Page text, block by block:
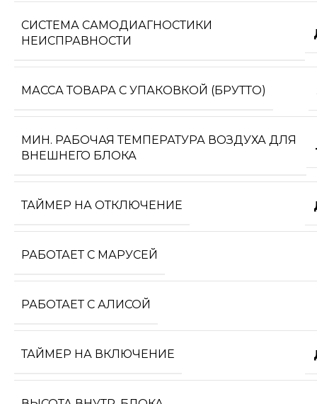
СИСТЕМА САМОДИАГНОСТИКИ
НЕИСПРАВНОСТИ
МАССА ТОВАРА С УПАКОВКОЙ (БРУТТО)
МИН. РАБОЧАЯ ТЕМПЕРАТУРА ВОЗДУХА ДЛЯ
ВНЕШНЕГО БЛОКА
ТАЙМЕР НА ОТКЛЮЧЕНИЕ
РАБОТАЕТ С МАРУСЕЙ
РАБОТАЕТ С АЛИСОЙ
ТАЙМЕР НА ВКЛЮЧЕНИЕ